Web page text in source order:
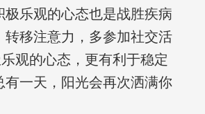
极乐观的心态也是战胜疾病
转移注意力，多参加社交活
观的心态，更有利于稳定
有一天，阳光会再次洒满你